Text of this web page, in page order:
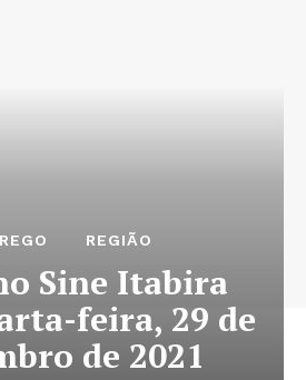
REGIÃO
Sine Itabira
feira, 29 de
de 2021